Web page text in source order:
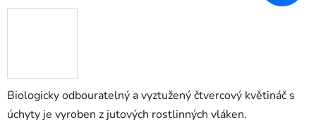
Biologicky odbouratelný a vyztužený čtvercový květináč s
úchyty je vyroben z jutových rostlinných vláken.